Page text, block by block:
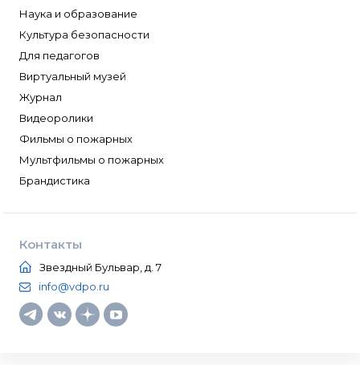
Наука и образование
Культура безопасности
Для педагогов
Виртуальный музей
Журнал
Видеоролики
Фильмы о пожарных
Мультфильмы о пожарных
Брандистика
Контакты
Звездный Бульвар, д. 7
info@vdpo.ru